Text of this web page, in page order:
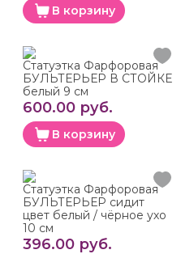
В корзину
Статуэтка Фарфоровая
БУЛЬТЕРЬЕР В СТОЙКЕ
белый 9 см
600.00 руб.
В корзину
Статуэтка Фарфоровая
БУЛЬТЕРЬЕР сидит
цвет белый / чёрное ухо
10 см
396.00 руб.